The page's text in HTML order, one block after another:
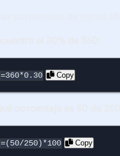
=360*0.30 Copy
=(50/250)*100 Copy